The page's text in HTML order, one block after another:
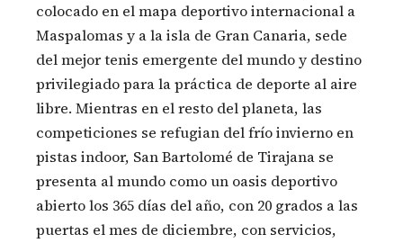
colocado en el mapa deportivo internacional a
Maspalomas y a la isla de Gran Canaria, sede
del mejor tenis emergente del mundo y destino
privilegiado para la práctica de deporte al aire
libre. Mientras en el resto del planeta, las
competiciones se refugian del frío invierno en
pistas indoor, San Bartolomé de Tirajana se
presenta al mundo como un oasis deportivo
abierto los 365 días del año, con 20 grados a las
puertas el mes de diciembre, con servicios,